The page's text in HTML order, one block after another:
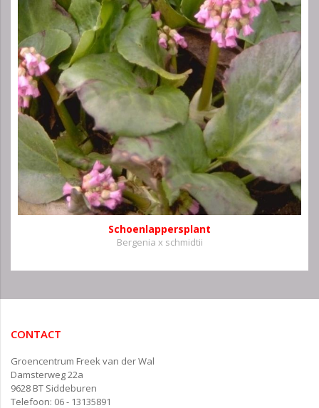
Schoenlappersplant
Bergenia x schmidtii
CONTACT
Groencentrum Freek van der Wal
Damsterweg 22a
9628 BT Siddeburen
Telefoon: 06 - 13135891